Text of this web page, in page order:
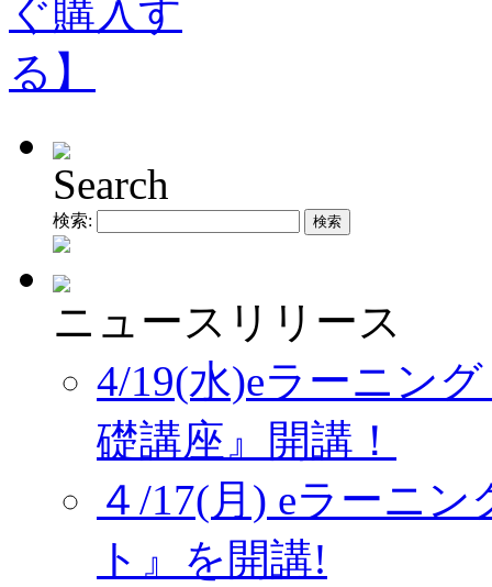
Search
検索:
ニュースリリース
4/19(水)eラーニン
礎講座』開講！
４/17(月) eラーニ
ト』を開講!